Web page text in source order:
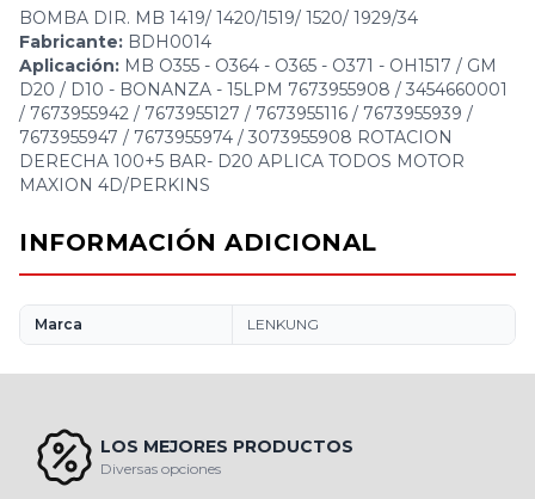
BOMBA DIR. MB 1419/ 1420/1519/ 1520/ 1929/34
Fabricante: BDH0014
Aplicación: MB O355 - O364 - O365 - O371 - OH1517 / GM
D20 / D10 - BONANZA - 15LPM 7673955908 / 3454660001
/ 7673955942 / 7673955127 / 7673955116 / 7673955939 /
7673955947 / 7673955974 / 3073955908 ROTACION
DERECHA 100+5 BAR- D20 APLICA TODOS MOTOR
MAXION 4D/PERKINS
INFORMACIÓN ADICIONAL
Marca LENKUNG
LOS MEJORES PRODUCTOS
Diversas opciones